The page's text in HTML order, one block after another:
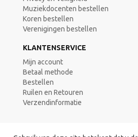
Muziekdocenten bestellen
Koren bestellen
Verenigingen bestellen
KLANTENSERVICE
Mijn account
Betaal methode
Bestellen
Ruilen en Retouren
Verzendinformatie